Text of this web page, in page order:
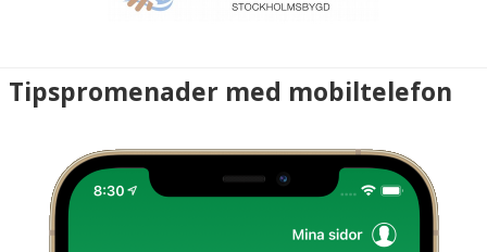
BILDGALLERI
DOKUMENT
KONTAKT
Tipspromenader med mobiltelefon